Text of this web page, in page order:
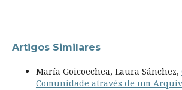
Artigos Similares
María Goicoechea, Laura Sánchez,
Comunidade através de um